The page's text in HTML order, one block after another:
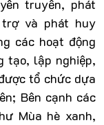
truyền, phát
trợ và phát huy
các hoạt động
tạo, lập nghiệp,
tổ chức dựa
Bên cạnh các
Mùa hè xanh,